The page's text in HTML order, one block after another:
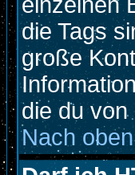
die Tags
große
die du
Nach oben